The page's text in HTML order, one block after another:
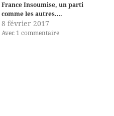
France Insoumise, un parti
comme les autres….
8 février 2017
Avec 1 commentaire